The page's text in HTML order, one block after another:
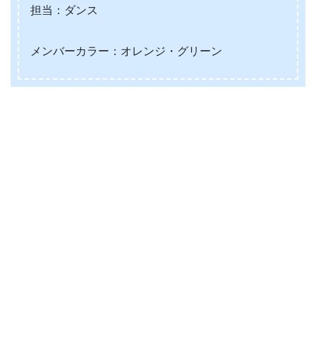
担当：ダンス
メンバーカラー：オレンジ・グリーン